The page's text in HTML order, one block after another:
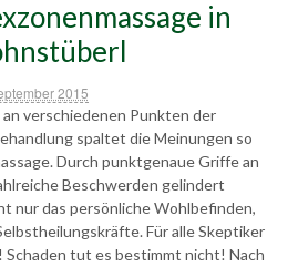
in
2015
verschiedenen Punkten der
spaltet die Meinungen so
Durch punktgenaue Griffe an
Beschwerden gelindert
nur das persönliche Wohlbefinden,
Für alle Skeptiker
Schaden tut es bestimmt nicht! Nach